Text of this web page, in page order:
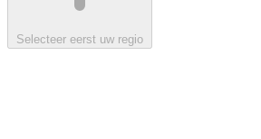
Selecteer eerst uw regio